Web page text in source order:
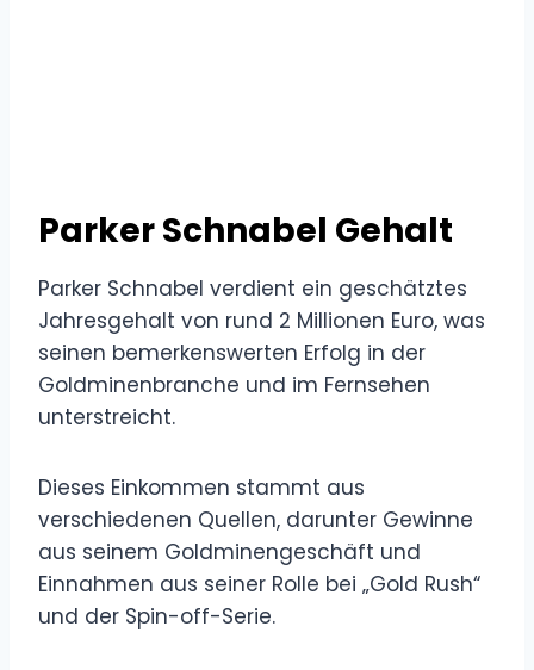
Parker Schnabel Gehalt
Parker Schnabel verdient ein geschätztes
Jahresgehalt von rund 2 Millionen Euro, was
seinen bemerkenswerten Erfolg in der
Goldminenbranche und im Fernsehen
unterstreicht.
Dieses Einkommen stammt aus
verschiedenen Quellen, darunter Gewinne
aus seinem Goldminengeschäft und
Einnahmen aus seiner Rolle bei „Gold Rush“
und der Spin-off-Serie.